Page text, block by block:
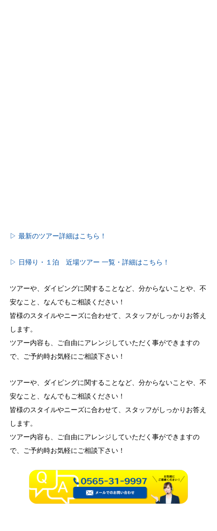
▷ 最新のツアー詳細はこちら！
▷ 日帰り・１泊 近場ツアー 一覧・詳細はこちら！
ツアーや、ダイビングに関することなど、分からないことや、不
安なこと、なんでもご相談ください！
皆様のスタイルやニーズに合わせて、スタッフがしっかりお答え
します。
ツアー内容も、ご自由にアレンジしていただく事ができますの
で、ご予約時お気軽にご相談下さい！
ツアーや、ダイビングに関することなど、分からないことや、不
安なこと、なんでもご相談ください！
皆様のスタイルやニーズに合わせて、スタッフがしっかりお答え
します。
ツアー内容も、ご自由にアレンジしていただく事ができますの
で、ご予約時お気軽にご相談下さい！